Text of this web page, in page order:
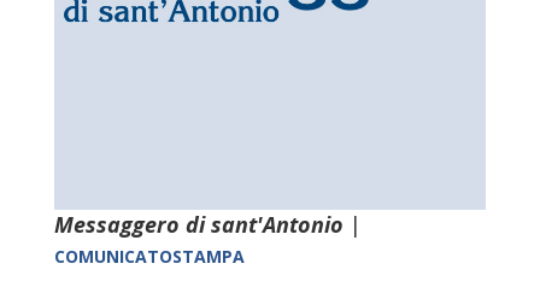
Messaggero di sant'Antonio |
COMUNICATOSTAMPA